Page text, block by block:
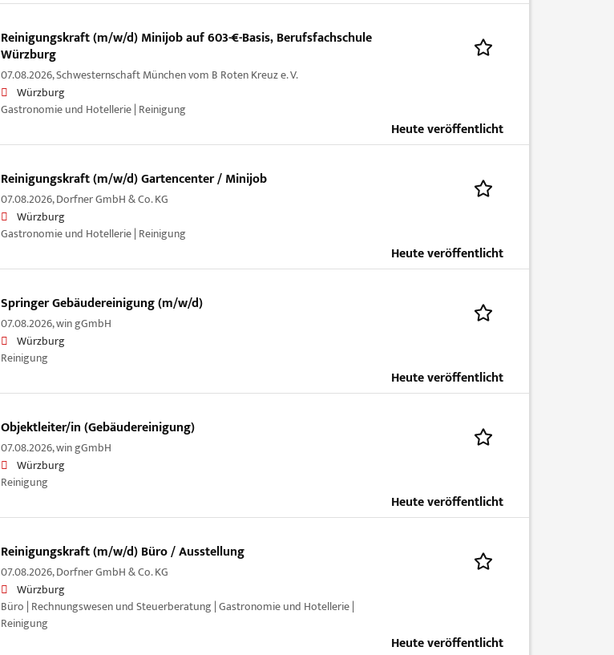
Reinigungskraft (m/w/d) Minijob auf 603-€-Basis, Berufsfachschule
Würzburg
07.08.2026,Schwesternschaft München vom B Roten Kreuz e. V.
Würzburg
Gastronomie und Hotellerie | Reinigung
Heute veröffentlicht
Reinigungskraft (m/w/d) Gartencenter / Minijob
07.08.2026,Dorfner GmbH & Co. KG
Würzburg
Gastronomie und Hotellerie | Reinigung
Heute veröffentlicht
Springer Gebäudereinigung (m/w/d)
07.08.2026,win gGmbH
Würzburg
Reinigung
Heute veröffentlicht
Objektleiter/in (Gebäudereinigung)
07.08.2026,win gGmbH
Würzburg
Reinigung
Heute veröffentlicht
Reinigungskraft (m/w/d) Büro / Ausstellung
07.08.2026,Dorfner GmbH & Co. KG
Würzburg
Büro | Rechnungswesen und Steuerberatung | Gastronomie und Hotellerie |
Reinigung
Heute veröffentlicht